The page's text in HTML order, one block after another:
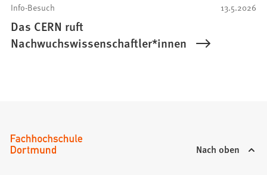
13.5.2026
Info-Besuch
Das CERN ruft
Nachwuchswissenschaftler*innen
Nach oben